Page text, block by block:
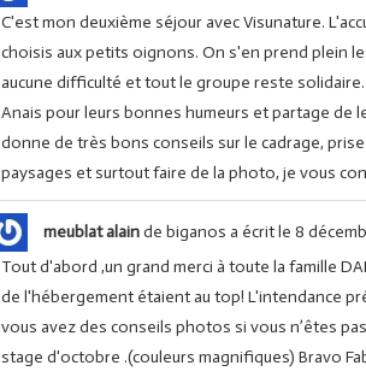
C'est mon deuxième séjour avec Visunature.
choisis aux petits oignons. On s'en prend plein
aucune difficulté et tout le groupe reste
Anais pour leurs bonnes humeurs et partage de
donne de très bons conseils sur le cadrage,
paysages et surtout faire de la photo, je vous
meublat alainde biganos a écrit le 8
Tout d'abord ,un grand merci à toute la famille
de l'hébergement étaient au top! L'intendance
vous avez des conseils photos si vous n’êtes
stage d'octobre .(couleurs magnifiques) Bravo